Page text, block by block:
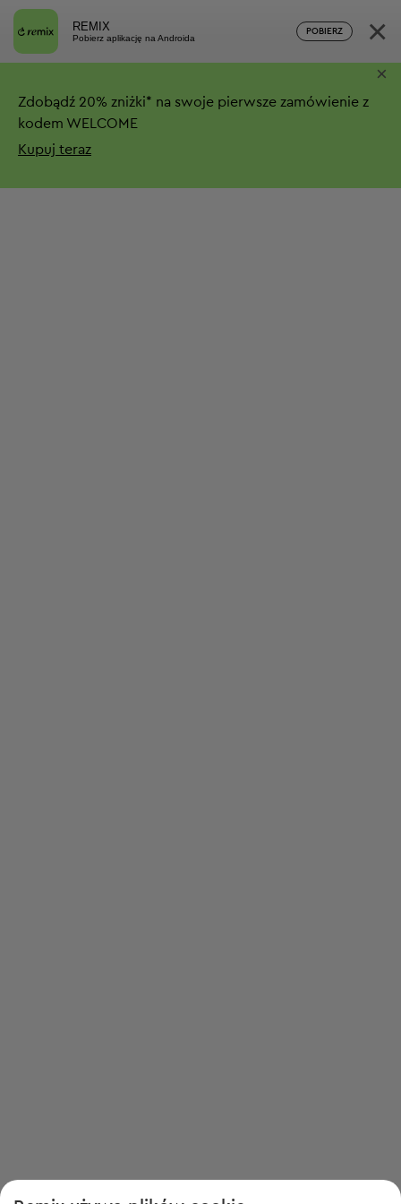
REMIX
Pobierz aplikację na Androida
POBIERZ ×
Zdobądź 20% zniżki* na swoje pierwsze zamówienie z
kodem WELCOME
Kupuj teraz
×